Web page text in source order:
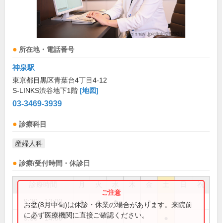
所在地・電話番号
神泉駅
東京都目黒区青葉台4丁目4-12
S-LINKS渋谷地下1階 [地図]
03-3469-3939
診療科目
産婦人科
診療/受付時間・休診日
祝
9:30～13:00 ● ● ● ●
9:30～14:30
お盆(8月中旬)は休診・休業の場合があります。来院前
に必ず医療機関に直接ご確認ください。